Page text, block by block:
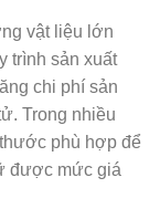
vật liệu lớn
trình sản xuất
chi phí sản
Trong nhiều
phù hợp để
được mức giá